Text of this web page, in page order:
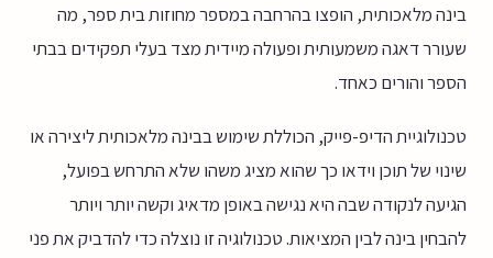
בינה מלאכותית, הופצו בהרחבה במספר מחוזות בית ספר, מה
שעורר דאגה משמעותית ופעולה מיידית מצד בעלי תפקידים בבתי
הספר והורים כאחד.
טכנולוגיית הדיפ-פייק, הכוללת שימוש בבינה מלאכותית ליצירה או
שינוי של תוכן וידאו כך שהוא מציג משהו שלא התרחש בפועל,
הגיעה לנקודה שבה היא נגישה באופן מדאיג וקשה יותר ויותר
להבחין בינה לבין המציאות. טכנולוגיה זו נוצלה כדי להדביק את פני